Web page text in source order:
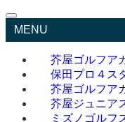
MENU
芥屋ゴルフア
保田プロ４ス
芥屋ゴルフア
芥屋ジュニア
ミズノゴルフ